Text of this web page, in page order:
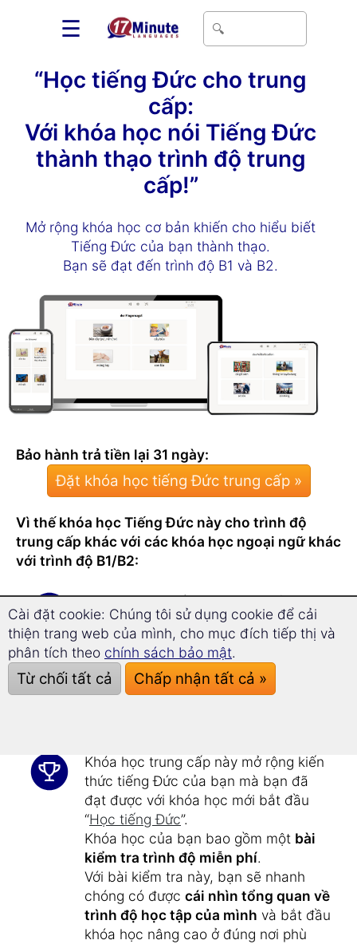
☰
“Học tiếng Đức cho trung
cấp:
Với khóa học nói Tiếng Đức
thành thạo trình độ trung
cấp!”
Mở rộng khóa học cơ bản khiến cho hiểu biết
Tiếng Đức của bạn thành thạo.
Bạn sẽ đạt đến trình độ B1 và B2.
Bảo hành trả tiền lại 31 ngày:
Đặt khóa học tiếng Đức trung cấp »
Vì thế khóa học Tiếng Đức này cho trình độ
trung cấp khác với các khóa học ngoại ngữ khác
với trình độ B1/B2:
Thời gian khuyến khích học chỉ có17
phút mỗi ngày.
Bạn sẽ ngạc nhiên về việcmở rộng từ
vựng của bạnnhanh và hiệu quả ra
sao!
Khóa học trung cấp sẽ dạy bạn
Khóa học trung cấp này mở rộng kiến
thức tiếng Đức của bạn mà bạn đã
đạt được với khóa học mới bắt đầu
“Học tiếng Đức”.
Khóa học của bạn bao gồm một bài
kiểm tra trình độ miễn phí.
Với bài kiểm tra này, bạn sẽ nhanh
chóng có được cái nhìn tổng quan về
trình độ học tập của mình và bắt đầu
khóa học nâng cao ở đúng nơi phù
Cài đặt cookie: Chúng tôi sử dụng cookie để cải
thiện trang web của mình, cho mục đích tiếp thị và
phân tích theo chính sách bảo mật.
Từ chối tất cả Chấp nhận tất cả »